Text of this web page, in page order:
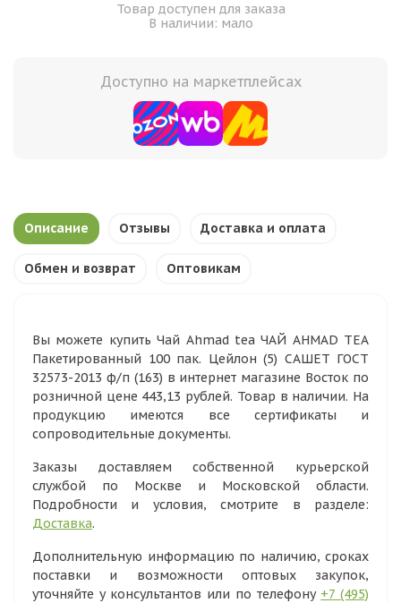
Товар доступен для заказа
В наличии: мало
Доступно на маркетплейсах
Описание Отзывы Доставка и оплата
Обмен и возврат Оптовикам
Вы можете купить Чай Ahmad tea ЧАЙ AHMAD TEA
Пакетированный 100 пак. Цейлон (5) САШЕТ ГОСТ
32573-2013 ф/п (163) в интернет магазине Восток по
розничной цене 443,13 рублей. Товар в наличии. На
продукцию имеются все сертификаты и
сопроводительные документы.
Заказы доставляем собственной курьерской
службой по Москве и Московской области.
Подробности и условия, смотрите в разделе:
Доставка.
Дополнительную информацию по наличию, сроках
поставки и возможности оптовых закупок,
уточняйте у консультантов или по телефону +7 (495)